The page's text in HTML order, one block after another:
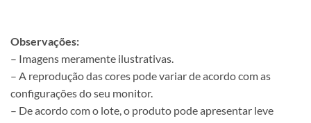
Observações:
– Imagens meramente ilustrativas.
– A reprodução das cores pode variar de acordo com as
configurações do seu monitor.
– De acordo com o lote, o produto pode apresentar leve